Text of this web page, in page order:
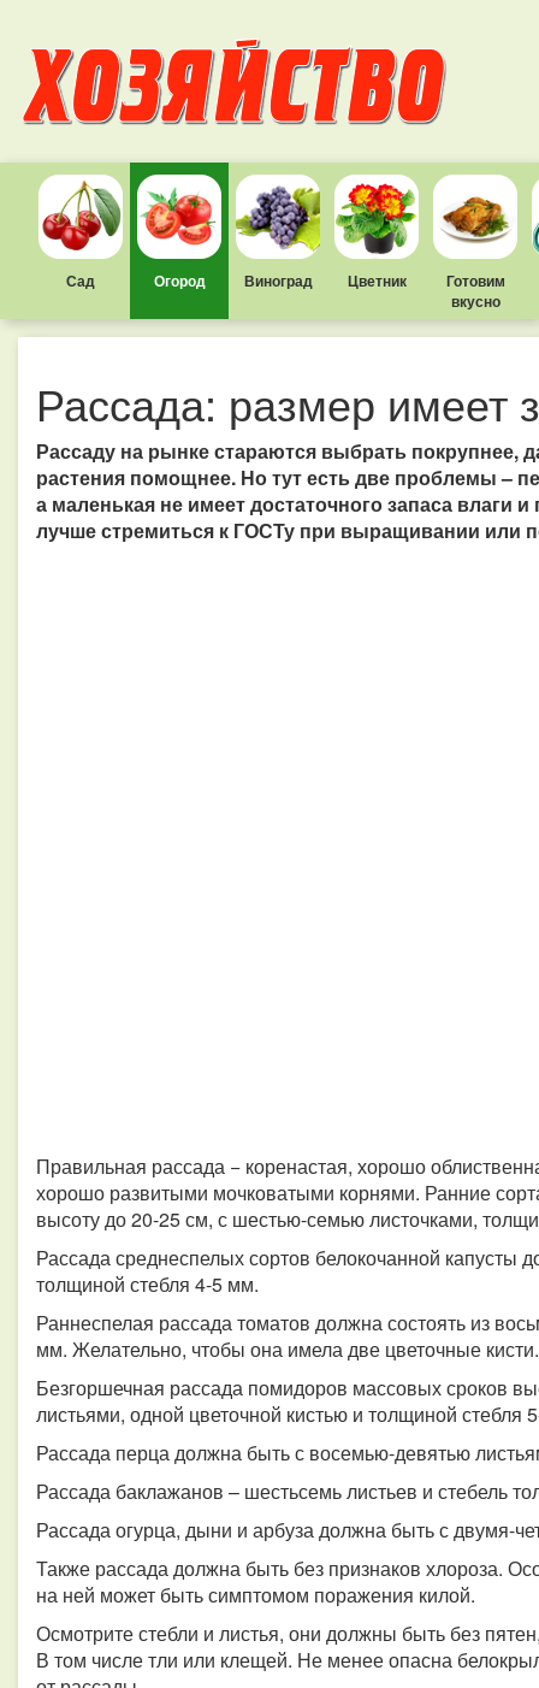
Сад Огород Виноград Цветник
Готовим
вкусно
Рассада: размер имеет
Рассаду на рынке стараются выбрать покрупнее,
растения помощнее. Но тут есть две проблемы –
а маленькая не имеет достаточного запаса влаги
лучше стремиться к ГОСТу при выращивании или
Правильная рассада − коренастая, хорошо
хорошо развитыми мочковатыми корнями. Ранние
высоту до 20-25 см, с шестью-семью листочками,
Рассада среднеспелых сортов белокочанной капусты
толщиной стебля 4-5 мм.
Раннеспелая рассада томатов должна состоять из
мм. Желательно, чтобы она имела две цветочные кисти.
Безгоршечная рассада помидоров массовых сроков
листьями, одной цветочной кистью и толщиной стебля
Рассада перца должна быть с восемью-девятью
Рассада баклажанов – шестьсемь листьев и стебель
Рассада огурца, дыни и арбуза должна быть с двумя-
Также рассада должна быть без признаков хлороза.
на ней может быть симптомом поражения килой.
Осмотрите стебли и листья, они должны быть без
В том числе тли или клещей. Не менее опасна